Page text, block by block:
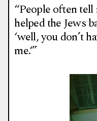
“People often
helped the Jews
‘well, you don’t
me.‘”